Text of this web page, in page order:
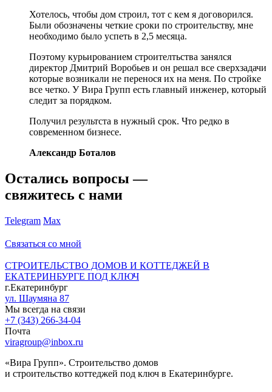
Хотелось, чтобы дом строил, тот с кем я договорился.
Были обозначены четкие сроки по строительству, мне
необходимо было успеть в 2,5 месяца.
Поэтому курьированием строителтьства занялся
директор Дмитрий Воробьев и он решал все сверхзадачи
которые возникали не перенося их на меня. По стройке
все четко. У Вира Групп есть главный инженер, который
следит за порядком.
Получил результста в нужный срок. Что редко в
современном бизнесе.
Александр Боталов
Остались вопросы —
свяжитесь с нами
Telegram Max
Связаться со мной
СТРОИТЕЛЬСТВО ДОМОВ И КОТТЕДЖЕЙ В
ЕКАТЕРИНБУРГЕ ПОД КЛЮЧ
г.Екатеринбург
ул. Шаумяна 87
Мы всегда на связи
+7 (343) 266-34-04
Почта
viragroup@inbox.ru
«Вира Групп». Строительство домов
и строительство коттеджей под ключ в Екатеринбурге.